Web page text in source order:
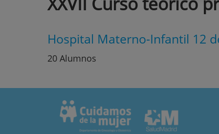
Hospital Materno-Infantil 12
20 Alumnos